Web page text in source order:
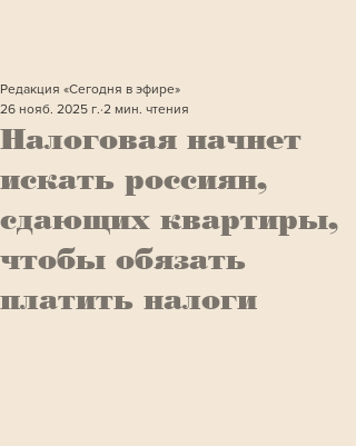
Налоговая начнет
искать россиян,
сдающих квартиры,
чтобы обязать
платить налоги
Редакция «Сегодня в эфире»
26 нояб. 2025 г. 2 мин. чтения